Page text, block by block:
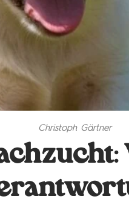
Christoph Gärtner